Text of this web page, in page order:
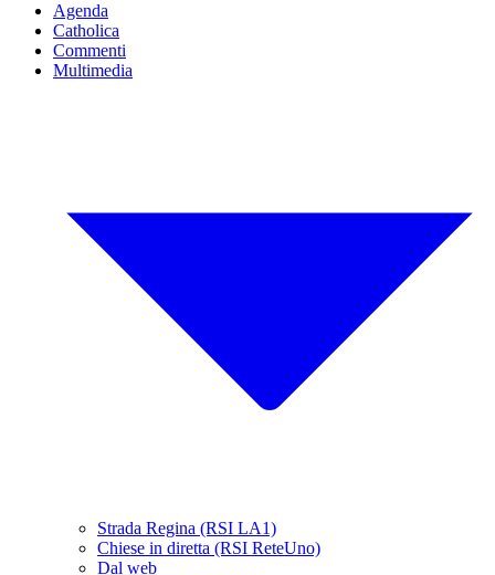
Agenda
Catholica
Commenti
Multimedia
Strada Regina (RSI LA1)
Chiese in diretta (RSI ReteUno)
Dal web